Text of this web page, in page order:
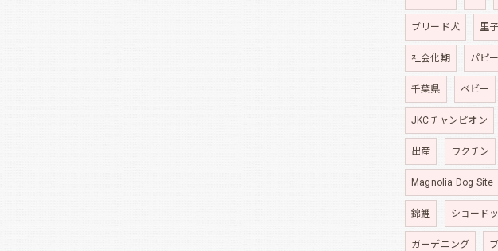
ブリード犬 里子
社会化期 パピー
千葉県 ベビー
JKCチャンピオン
出産 ワクチン
Magnolia Dog Site
錦鯉 ショード
ガーデニング